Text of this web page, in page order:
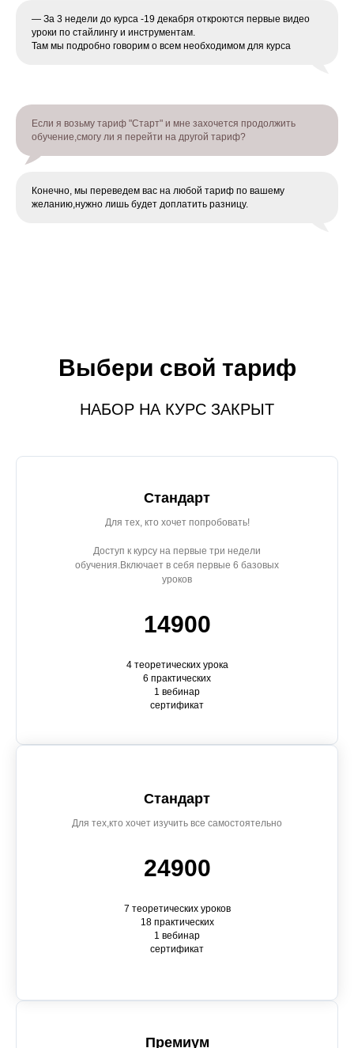
— За 3 недели до курса -19 декабря откроются первые видео
уроки по стайлингу и инструментам.
Там мы подробно говорим о всем необходимом для курса
Если я возьму тариф "Старт" и мне захочется продолжить
обучение,смогу ли я перейти на другой тариф?
Конечно, мы переведем вас на любой тариф по вашему
желанию,нужно лишь будет доплатить разницу.
Выбери свой тариф
НАБОР НА КУРС ЗАКРЫТ
Стандарт
Для тех, кто хочет попробовать!
Доступ к курсу на первые три недели
обучения.Включает в себя первые 6 базовых
уроков
14900
4 теоретических урока
6 практических
1 вебинар
сертификат
Стандарт
Для тех,кто хочет изучить все самостоятельно
24900
7 теоретических уроков
18 практических
1 вебинар
сертификат
Премиум